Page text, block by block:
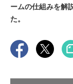
ームの仕組みを解
た。